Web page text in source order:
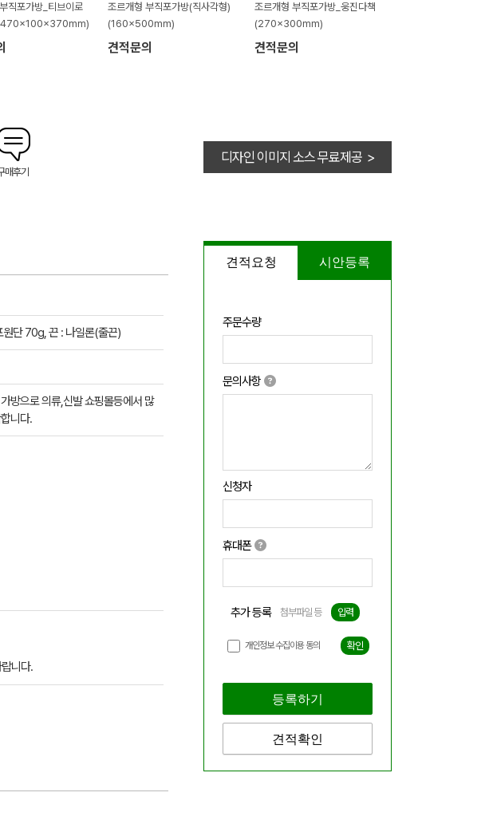
직포가방_티브이로
(470x100x370mm)
조르개형 부직포가방(직사각형)
(160x500mm)
견적문의
조르개형 부직포가방_웅진다책
(270x300mm)
견적문의
매후기
디자인 이미지 소스 무료제공 >
견적요청 시안등록
주문수량
문의사항
신청자
휴대폰
추가 등록 첨부파일 등 입력
개인정보 수집이용 동의 확인
등록하기
견적확인
원단 70g, 끈 : 나일론(줄끈)
방으로 의류,신발 쇼핑몰등에서 많
니다.
니다.